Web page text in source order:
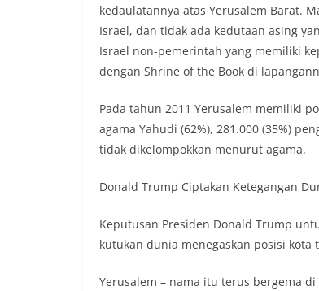
kedaulatannya atas Yerusalem Barat.
Israel, dan tidak ada kedutaan asing
Israel non-pemerintah yang memiliki
dengan Shrine of the Book di
Pada tahun 2011 Yerusalem memiliki
agama Yahudi (62%), 281.000 (35%)
tidak dikelompokkan menurut agama.
Donald Trump Ciptakan Ketegangan
Keputusan Presiden Donald Trump
kutukan dunia menegaskan posisi
Yerusalem – nama itu terus bergema